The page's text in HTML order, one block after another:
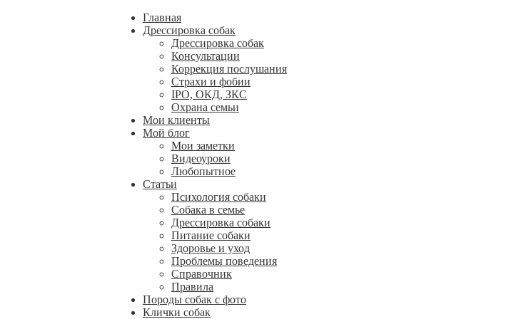
Главная
Дрессировка собак
Дрессировка собак
Консультации
Коррекция послушания
Страхи и фобии
IPO, ОКД, ЗКС
Охрана семьи
Мои клиенты
Мой блог
Мои заметки
Видеоуроки
Любопытное
Статьи
Психология собаки
Собака в семье
Дрессировка собаки
Питание собаки
Здоровье и уход
Проблемы поведения
Справочник
Правила
Породы собак с фото
Клички собак